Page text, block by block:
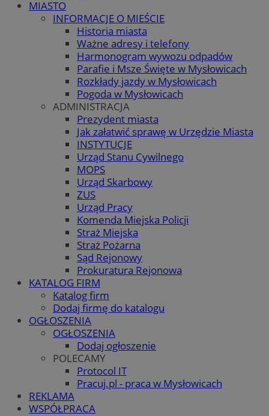
MIASTO
INFORMACJE O MIEŚCIE
Historia miasta
Ważne adresy i telefony
Harmonogram wywozu odpadów
Parafie i Msze Święte w Mysłowicach
Rozkłady jazdy w Mysłowicach
Pogoda w Mysłowicach
ADMINISTRACJA
Prezydent miasta
Jak załatwić sprawę w Urzędzie Miasta
INSTYTUCJE
Urząd Stanu Cywilnego
MOPS
Urząd Skarbowy
ZUS
Urząd Pracy
Komenda Miejska Policji
Straż Miejska
Straż Pożarna
Sąd Rejonowy
Prokuratura Rejonowa
KATALOG FIRM
Katalog firm
Dodaj firmę do katalogu
OGŁOSZENIA
OGŁOSZENIA
Dodaj ogłoszenie
POLECAMY
Protocol IT
Pracuj.pl - praca w Mysłowicach
REKLAMA
WSPÓŁPRACA